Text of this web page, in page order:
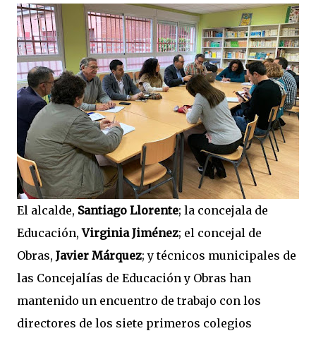
El alcalde, Santiago Llorente; la concejala de
Educación,Virginia Jiménez; el concejal de
Obras, Javier Márquez; y técnicos municipales de
las Concejalías de Educación y Obras han
mantenido un encuentro de trabajo con los
directores de los siete primeros colegios